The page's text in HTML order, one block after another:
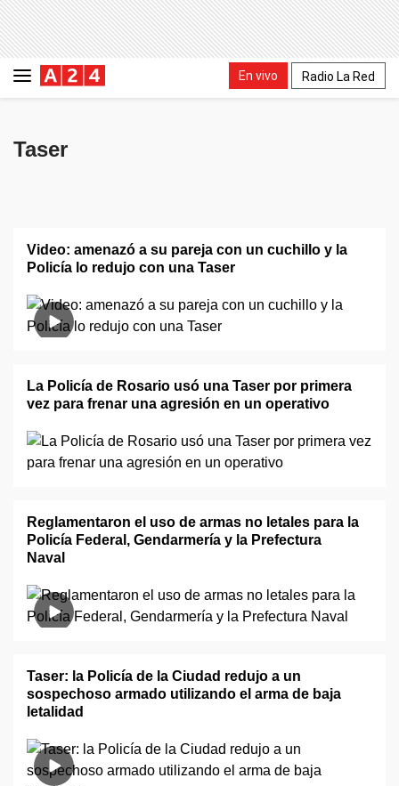
En vivo Radio La Red
Taser
Video: amenazó a su pareja con un cuchillo y la
Policía lo redujo con una Taser
La Policía de Rosario usó una Taser por primera
vez para frenar una agresión en un operativo
Reglamentaron el uso de armas no letales para la
Policía Federal, Gendarmería y la Prefectura
Naval
Taser: la Policía de la Ciudad redujo a un
sospechoso armado utilizando el arma de baja
letalidad